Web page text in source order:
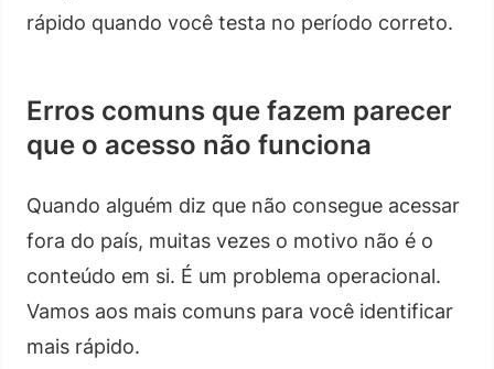
rápido quando você testa no período correto.
Erros comuns que fazem parecer
que o acesso não funciona
Quando alguém diz que não consegue acessar
fora do país, muitas vezes o motivo não é o
conteúdo em si. É um problema operacional.
Vamos aos mais comuns para você identificar
mais rápido.